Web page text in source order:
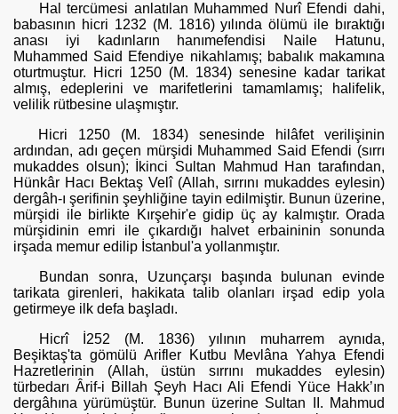
Hal tercümesi anlatılan Muhammed Nurî Efendi dahi,
babasının hicri 1232 (M. 1816) yılında ölümü ile bıraktığı
anası iyi kadınların hanımefen­disi Naile Hatunu,
Muhammed Said Efendiye nikahlamış; babalık maka­mına
oturtmuştur. Hicri 1250 (M. 1834) senesine kadar tarikat
almış, edeplerini ve marifetlerini tamamlamış; halifelik,
velilik rütbesine ulaş­mıştır.
Hicri 1250 (M. 1834) senesinde hilâfet verilişinin
ardından, adı ge­çen mürşidi Muhammed Said Efendi (sırrı
mukaddes olsun); İkinci Sul­tan Mahmud Han tarafından,
Hünkâr Hacı Bektaş Velî (Allah, sırrını mukaddes eylesin)
dergâh-ı şerifinin şeyhliğine tayin edilmiştir. Bunun üzerine,
mürşidi ile birlikte Kırşehir'e gidip üç ay kalmıştır. Orada
mürşidinin emri ile çıkardığı halvet erbaininin sonunda
irşada memur edilip İstanbul'a yollanmıştır.
Bundan sonra, Uzunçarşı başında bulunan evinde
tarikata girenleri, hakikata talib olanları irşad edip yola
getirmeye ilk defa başladı.
Hicrî İ252 (M. 1836) yılının muharrem aynıda,
Beşiktaş'ta gömülü Arifler Kutbu Mevlâna Yahya Efendi
Hazretlerinin (Allah, üstün sırrını mukaddes eylesin)
türbedarı Ârif-i Billah Şeyh Hacı Ali Efendi Yüce Hakk’ın
dergâhına yürümüştür. Bunun üzerine Sultan II. Mahmud